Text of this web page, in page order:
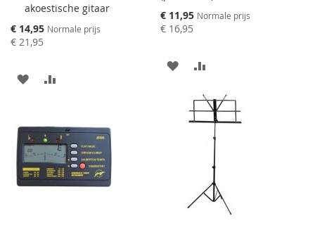
akoestische gitaar
Speciale
prijs
€ 14,95 Normale prijs
€ 21,95
toevoegen
AAN
TOEVOEGEN
OM
TE
VERGELIJKEN
Speciale
prijs
€ 11,95 Normale prijs
€ 16,95
AAN
TOEVOEGEN
OM
TE
VERGELIJKEN